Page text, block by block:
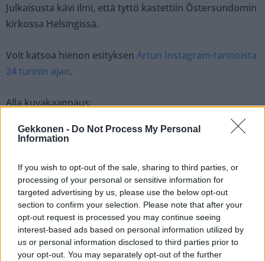
Gekkonen - Do Not Process My Personal
Information
If you wish to opt-out of the sale, sharing to third parties, or
processing of your personal or sensitive information for
targeted advertising by us, please use the below opt-out
section to confirm your selection. Please note that after your
opt-out request is processed you may continue seeing
interest-based ads based on personal information utilized by
us or personal information disclosed to third parties prior to
your opt-out. You may separately opt-out of the further
Julkaisusta kävi ilmi, että tyttö kastettiin Östersundomin
kirkossa Helsingissä.
Voit katsoa hienon esityksen Artun Instagram-tarinoista
24 tunnin ajan.
Alla kuvakaappaus: